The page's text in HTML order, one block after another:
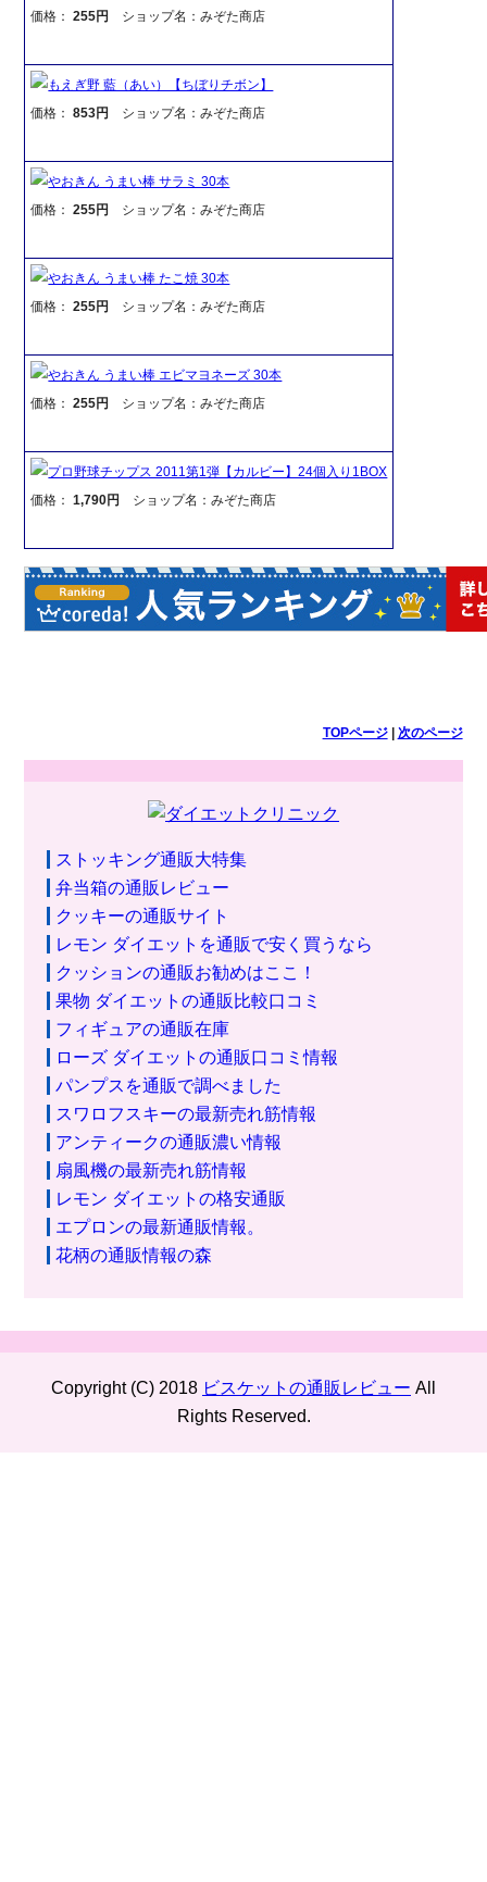
価格：255円 ショップ名：みぞた商店
もえぎ野 藍（あい）【ちぼりチボン】
価格：853円 ショップ名：みぞた商店
やおきん うまい棒 サラミ 30本
価格：255円 ショップ名：みぞた商店
やおきん うまい棒 たこ焼 30本
価格：255円 ショップ名：みぞた商店
やおきん うまい棒 エビマヨネーズ 30本
価格：255円 ショップ名：みぞた商店
プロ野球チップス 2011第1弾【カルビー】24個入り1BOX
価格：1,790円 ショップ名：みぞた商店
TOPページ| 次のページ
ストッキング通販大特集
弁当箱の通販レビュー
クッキーの通販サイト
レモン ダイエットを通販で安く買うなら
クッションの通販お勧めはここ！
果物 ダイエットの通販比較口コミ
フィギュアの通販在庫
ローズ ダイエットの通販口コミ情報
パンプスを通販で調べました
スワロフスキーの最新売れ筋情報
アンティークの通販濃い情報
扇風機の最新売れ筋情報
レモン ダイエットの格安通販
エプロンの最新通販情報。
花柄の通販情報の森
Copyright (C) 2018 ビスケットの通販レビュー All
Rights Reserved.